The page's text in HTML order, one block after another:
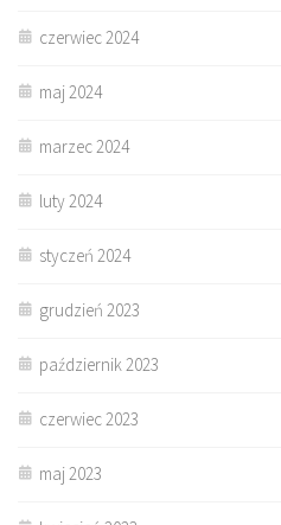
czerwiec 2024
maj 2024
marzec 2024
luty 2024
styczeń 2024
grudzień 2023
październik 2023
czerwiec 2023
maj 2023